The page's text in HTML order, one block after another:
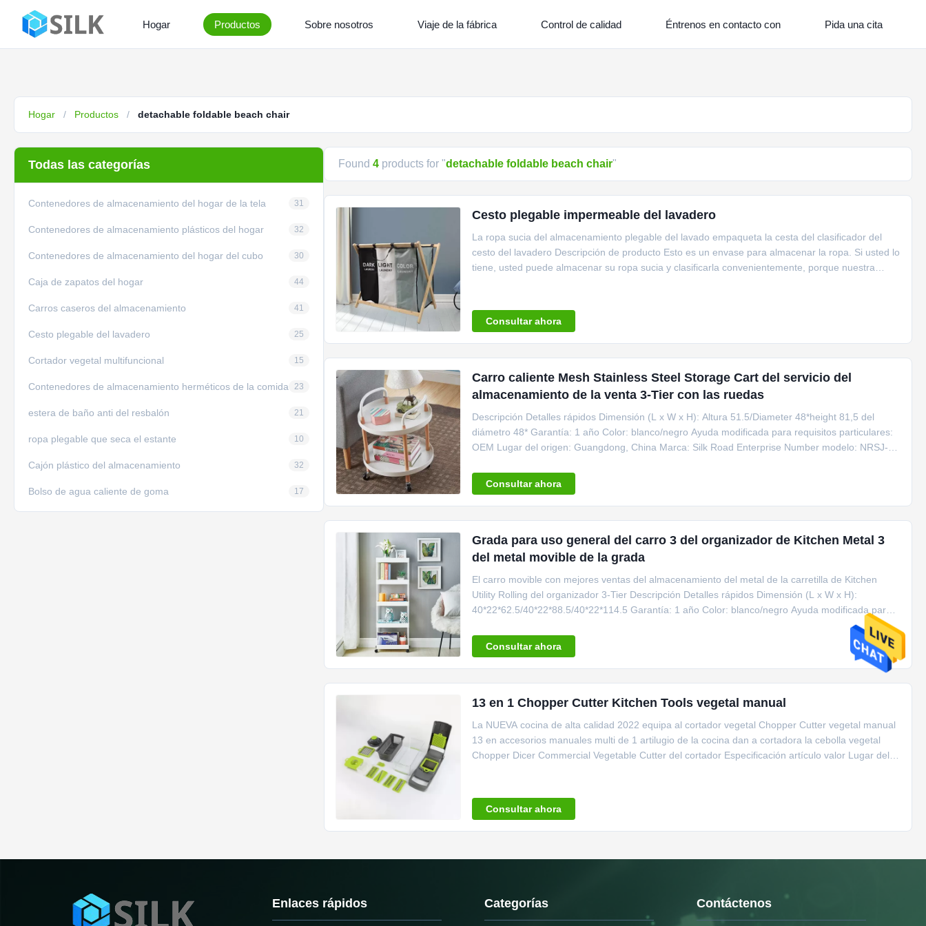
Hogar Productos Sobre nosotros Viaje de la fábrica Control de calidad Éntrenos en contacto con Pida una cita
Hogar / Productos / detachable foldable beach chair
Todas las categorías
Contenedores de almacenamiento del hogar de la tela 31
Contenedores de almacenamiento plásticos del hogar 32
Contenedores de almacenamiento del hogar del cubo 30
Caja de zapatos del hogar 44
Carros caseros del almacenamiento 41
Cesto plegable del lavadero 25
Cortador vegetal multifuncional 15
Contenedores de almacenamiento herméticos de la comida 23
estera de baño anti del resbalón 21
ropa plegable que seca el estante 10
Cajón plástico del almacenamiento 32
Bolso de agua caliente de goma 17
Found 4 products for "detachable foldable beach chair"
Cesto plegable impermeable del lavadero
La ropa sucia del almacenamiento plegable del lavado empaqueta la cesta del clasificador del
cesto del lavadero Descripción de producto Esto es un envase para almacenar la ropa. Si usted lo
tiene, usted puede almacenar su ropa sucia y clasificarla convenientemente, porque nuestra
Consultar ahora
Carro caliente Mesh Stainless Steel Storage Cart del servicio del
almacenamiento de la venta 3-Tier con las ruedas
Descripción Detalles rápidos Dimensión (L x W x H): Altura 51.5/Diameter 48*height 81,5 del
diámetro 48* Garantía: 1 año Color: blanco/negro Ayuda modificada para requisitos particulares:
OEM Lugar del origen: Guangdong, China Marca: Silk Road Enterprise Number modelo: NRSJ-
Consultar ahora
Grada para uso general del carro 3 del organizador de Kitchen Metal 3
del metal movible de la grada
El carro movible con mejores ventas del almacenamiento del metal de la carretilla de Kitchen
Utility Rolling del organizador 3-Tier Descripción Detalles rápidos Dimensión (L x W x H):
40*22*62.5/40*22*88.5/40*22*114.5 Garantía: 1 año Color: blanco/negro Ayuda modificada para
Consultar ahora
13 en 1 Chopper Cutter Kitchen Tools vegetal manual
La NUEVA cocina de alta calidad 2022 equipa al cortador vegetal Chopper Cutter vegetal manual
13 en accesorios manuales multi de 1 artilugio de la cocina dan a cortadora la cebolla vegetal
Chopper Dicer Commercial Vegetable Cutter del cortador Especificación artículo valor Lugar del
Consultar ahora
Enlaces rápidos Categorías Contáctenos